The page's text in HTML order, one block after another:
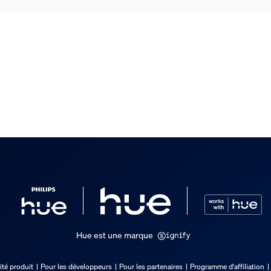
Hue est une marque
produit Pour les développeurs Pour les partenaires Programme d'affiliation